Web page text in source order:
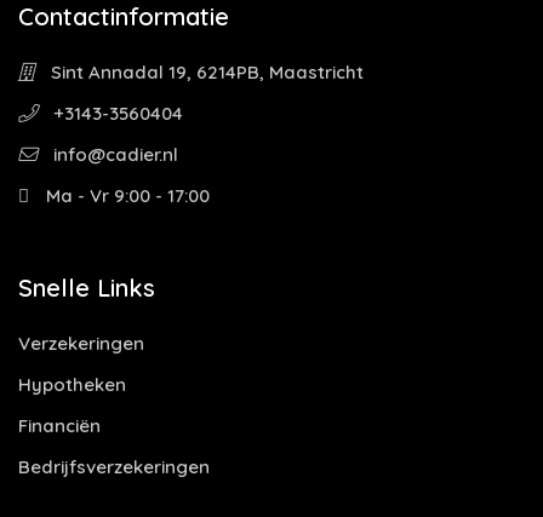
Contactinformatie
Sint Annadal 19, 6214PB, Maastricht
+3143-3560404
info@cadier.nl
Ma - Vr 9:00 - 17:00
Snelle Links
Verzekeringen
Hypotheken
Financiën
Bedrijfsverzekeringen